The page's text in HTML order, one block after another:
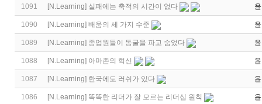
1091 [N.Learning] 실패에는 축적의 시간이 없다
1090 [N.Learning] 배움의 세 가지 수준
1089 [N.Learning] 종업원들이 동굴을 파고 숨었다
1088 [N.Learning] 아마존의 혁신
1087 [N.Learning] 한국에도 러쉬가 있다
1086 [N.Learning] 똑똑한 리더가 잘 모르는 리더십 원칙